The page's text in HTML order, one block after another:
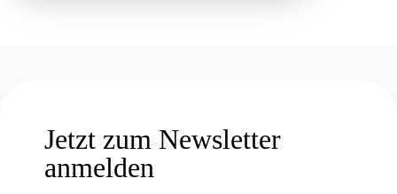
Jetzt zum Newsletter
anmelden